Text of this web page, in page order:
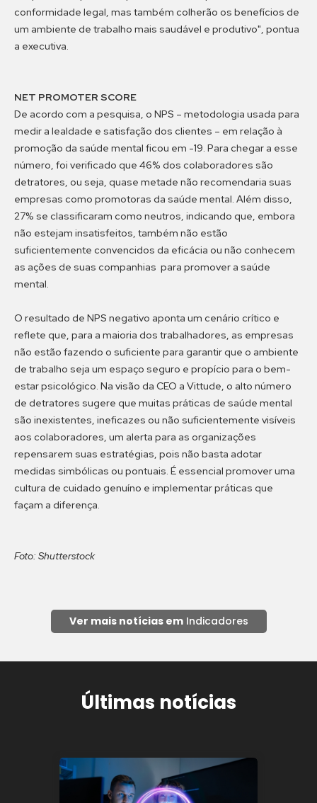
conformidade legal, mas também colherão os benefícios de
um ambiente de trabalho mais saudável e produtivo", pontua
a executiva.
NET PROMOTER SCORE
De acordo com a pesquisa, o NPS – metodologia usada para
medir a lealdade e satisfação dos clientes – em relação à
promoção da saúde mental ficou em -19. Para chegar a esse
número, foi verificado que 46% dos colaboradores são
detratores, ou seja, quase metade não recomendaria suas
empresas como promotoras da saúde mental. Além disso,
27% se classificaram como neutros, indicando que, embora
não estejam insatisfeitos, também não estão
suficientemente convencidos da eficácia ou não conhecem
as ações de suas companhias para promover a saúde
mental.
O resultado de NPS negativo aponta um cenário crítico e
reflete que, para a maioria dos trabalhadores, as empresas
não estão fazendo o suficiente para garantir que o ambiente
de trabalho seja um espaço seguro e propício para o bem-
estar psicológico. Na visão da CEO a Vittude, o alto número
de detratores sugere que muitas práticas de saúde mental
são inexistentes, ineficazes ou não suficientemente visíveis
aos colaboradores, um alerta para as organizações
repensarem suas estratégias, pois não basta adotar
medidas simbólicas ou pontuais. É essencial promover uma
cultura de cuidado genuíno e implementar práticas que
façam a diferença.
Foto: Shutterstock
Ver mais notícias emIndicadores
Últimas notícias